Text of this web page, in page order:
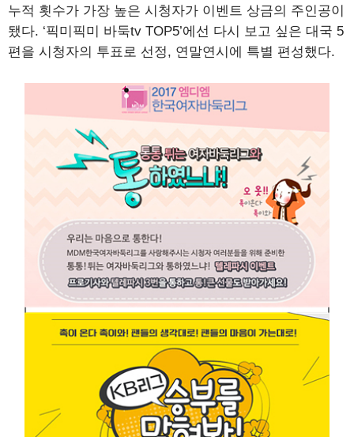
누적 횟수가 가장 높은 시청자가 이벤트 상금의 주인공이
됐다. ‘픽미픽미 바둑tv TOP5’에선 다시 보고 싶은 대국 5
편을 시청자의 투표로 선정, 연말연시에 특별 편성했다.